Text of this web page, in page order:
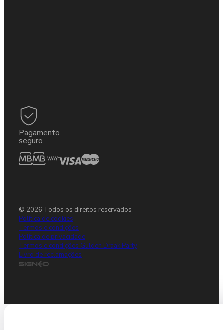
Pagamento
seguro
© 2026 Todos os direitos reservados
Política de cookies
Termos e condições
Política de privacidade
Termos e condições Gulden Draak Party
Livro de reclamações